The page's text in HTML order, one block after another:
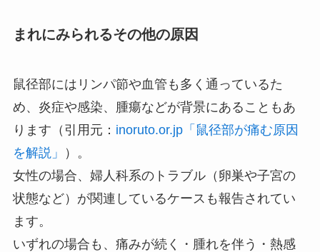
まれにみられるその他の原因
鼠径部にはリンパ節や血管も多く通っているた
め、炎症や感染、腫瘍などが背景にあることもあ
ります（引用元： inoruto.or.jp「鼠径部が痛む原因
を解説」
）。
女性の場合、婦人科系のトラブル（卵巣や子宮の
状態など）が関連しているケースも報告されてい
ます。
いずれの場合も、痛みが続く・腫れを伴う・熱感